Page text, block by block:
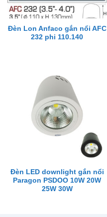
Đèn Lon Anfaco gắn nổi AFC
232 phi 110.140
Đèn LED downlight gắn nổi
Paragon PSDOO 10W 20W
25W 30W